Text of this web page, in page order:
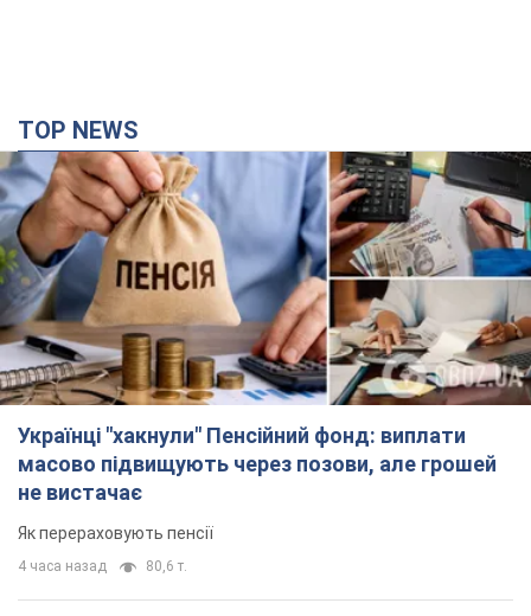
TOP NEWS
Українці "хакнули" Пенсійний фонд: виплати
масово підвищують через позови, але грошей
не вистачає
Як перераховують пенсії
4 часа назад 80,6 т.